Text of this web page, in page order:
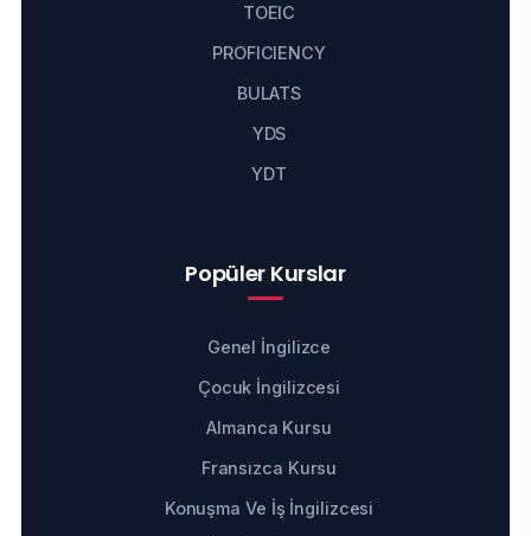
TOEIC
PROFICIENCY
BULATS
YDS
YDT
Popüler Kurslar
Genel İngilizce
Çocuk İngilizcesi
Almanca Kursu
Fransızca Kursu
Konuşma Ve İş İngilizcesi